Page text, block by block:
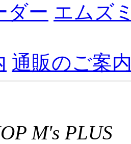
ダー エムズ
通販のご案
M's PLUS